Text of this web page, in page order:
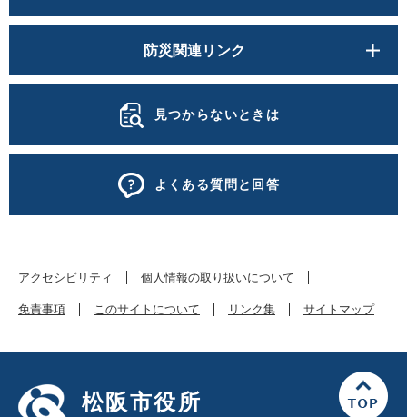
防災関連リンク
見つからないときは
よくある質問と回答
アクセシビリティ 個人情報の取り扱いについて
免責事項 このサイトについて リンク集 サイトマップ
松阪市役所